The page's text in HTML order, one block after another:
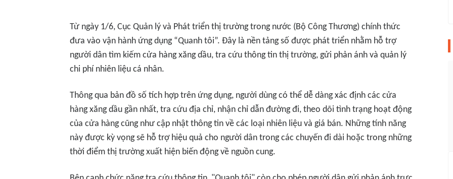
Từ ngày 1/6, Cục Quản lý và Phát triển thị trường trong nước (Bộ Công Thương) chính thức
đưa vào vận hành ứng dụng “Quanh tôi”. Đây là nền tảng số được phát triển nhằm hỗ trợ
người dân tìm kiếm cửa hàng xăng dầu, tra cứu thông tin thị trường, gửi phản ánh và quản lý
chi phí nhiên liệu cá nhân.
Thông qua bản đồ số tích hợp trên ứng dụng, người dùng có thể dễ dàng xác định các cửa
hàng xăng dầu gần nhất, tra cứu địa chỉ, nhận chỉ dẫn đường đi, theo dõi tình trạng hoạt động
của cửa hàng cũng như cập nhật thông tin về các loại nhiên liệu và giá bán. Những tính năng
này được kỳ vọng sẽ hỗ trợ hiệu quả cho người dân trong các chuyến đi dài hoặc trong những
thời điểm thị trường xuất hiện biến động về nguồn cung.